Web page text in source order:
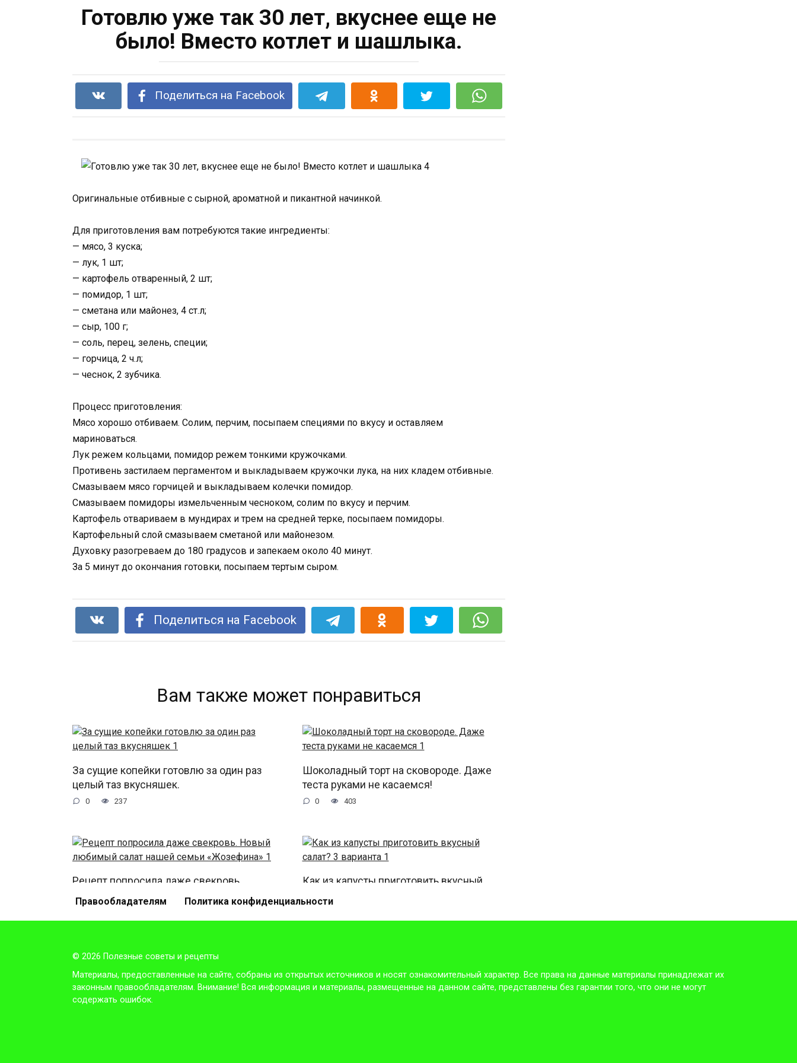
Готовлю уже так 30 лет, вкуснее еще не
было! Вместо котлет и шашлыка.
Поделиться на Facebook
Оригинальные отбивные с сырной, ароматной и пикантной начинкой.
Для приготовления вам потребуются такие ингредиенты:
— мясо, 3 куска;
— лук, 1 шт;
— картофель отваренный, 2 шт;
— помидор, 1 шт;
— сметана или майонез, 4 ст.л;
— сыр, 100 г;
— соль, перец, зелень, специи;
— горчица, 2 ч.л;
— чеснок, 2 зубчика.
Процесс приготовления:
Мясо хорошо отбиваем. Солим, перчим, посыпаем специями по вкусу и оставляем
мариноваться.
Лук режем кольцами, помидор режем тонкими кружочками.
Противень застилаем пергаментом и выкладываем кружочки лука, на них кладем отбивные.
Смазываем мясо горчицей и выкладываем колечки помидор.
Смазываем помидоры измельченным чесноком, солим по вкусу и перчим.
Картофель отвариваем в мундирах и трем на средней терке, посыпаем помидоры.
Картофельный слой смазываем сметаной или майонезом.
Духовку разогреваем до 180 градусов и запекаем около 40 минут.
За 5 минут до окончания готовки, посыпаем тертым сыром.
Поделиться на Facebook
Вам также может понравиться
За сущие копейки готовлю за один раз
целый таз вкусняшек.
0 237
Шоколадный торт на сковороде. Даже
теста руками не касаемся!
0 403
Рецепт попросила даже свекровь.
Новый любимый салат нашей семьи
«Жозефина».
Как из капусты приготовить вкусный
Не забудь поделиться с другом, ему это будет интересно!!!Не забудь поделиться с другом, ему это будет интересно!!!
Правообладателям Политика конфиденциальности
© 2026 Полезные советы и рецепты
Материалы, предоставленные на сайте, собраны из открытых источников и носят ознакомительный характер. Все права на данные материалы принадлежат их
законным правообладателям. Внимание! Вся информация и материалы, размещенные на данном сайте, представлены без гарантии того, что они не могут
содержать ошибок.